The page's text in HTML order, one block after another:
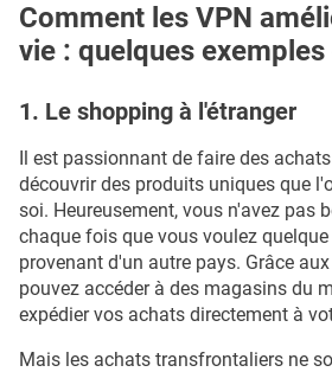
Comment les VPN
vie : quelques
1. Le shopping à l'étranger
Il est passionnant de faire des
découvrir des produits uniques que
soi. Heureusement, vous n'avez pas
chaque fois que vous voulez
provenant d'un autre pays. Grâce
pouvez accéder à des magasins du
expédier vos achats directement à
Mais les achats transfrontaliers ne